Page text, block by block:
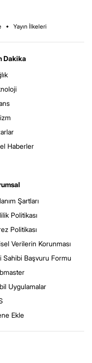
Yayın İlkeleri
Dakika
Haberler
Şartları
Politikası
Politikası
Verilerin Korunması
Sahibi Başvuru Formu
Uygulamalar
Ekle